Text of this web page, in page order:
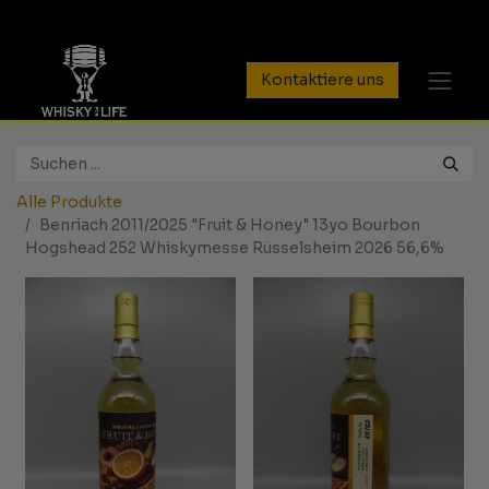
Kontaktiere uns
Alle Produkte
Benriach 2011/2025 "Fruit & Honey" 13yo Bourbon
Hogshead 252 Whiskymesse Rüsselsheim 2026 56,6%